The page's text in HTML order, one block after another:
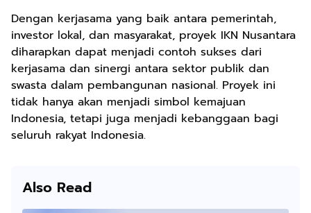
Dengan kerjasama yang baik antara pemerintah,
investor lokal, dan masyarakat, proyek IKN Nusantara
diharapkan dapat menjadi contoh sukses dari
kerjasama dan sinergi antara sektor publik dan
swasta dalam pembangunan nasional. Proyek ini
tidak hanya akan menjadi simbol kemajuan
Indonesia, tetapi juga menjadi kebanggaan bagi
seluruh rakyat Indonesia.
Also Read